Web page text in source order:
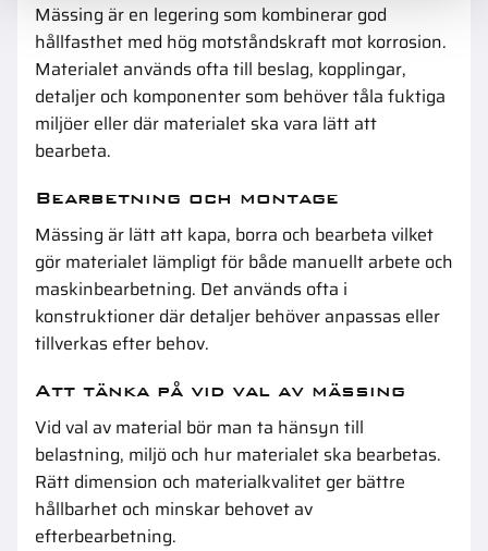
Mässing är en legering som kombinerar god
hållfasthet med hög motståndskraft mot korrosion.
Materialet används ofta till beslag, kopplingar,
detaljer och komponenter som behöver tåla fuktiga
miljöer eller där materialet ska vara lätt att
bearbeta.
Bearbetning och montage
Mässing är lätt att kapa, borra och bearbeta vilket
gör materialet lämpligt för både manuellt arbete och
maskinbearbetning. Det används ofta i
konstruktioner där detaljer behöver anpassas eller
tillverkas efter behov.
Att tänka på vid val av mässing
Vid val av material bör man ta hänsyn till
belastning, miljö och hur materialet ska bearbetas.
Rätt dimension och materialkvalitet ger bättre
hållbarhet och minskar behovet av
efterbearbetning.